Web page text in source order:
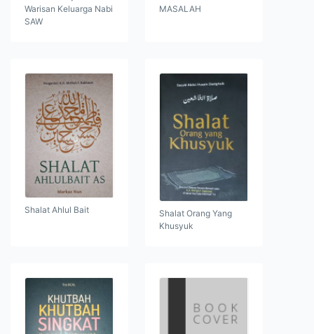
Warisan Keluarga Nabi
SAW
MASALAH
Shalat Ahlul Bait
Shalat Orang Yang
Khusyuk